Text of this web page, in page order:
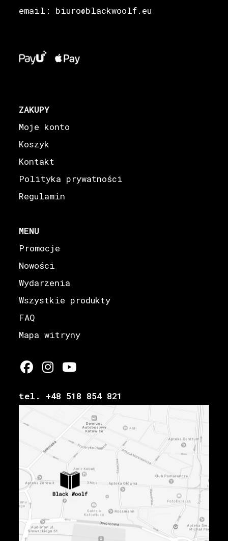
email: biuro@blackwoolf.eu
ZAKUPY
Moje konto
Koszyk
Kontakt
Polityka prywatności
Regulamin
MENU
Promocje
Nowości
Wydarzenia
Wszystkie produkty
FAQ
Mapa witryny
tel. +48 518 854 821